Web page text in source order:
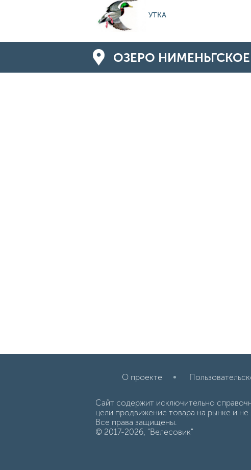
УТКА
ОЗЕРО НИМЕНЬГСКОЕ
О проекте
Сайт содержит исключительно
цели продвижение товара на рынке и
Все права защищены.
© 2017-2026, "Велесовик"